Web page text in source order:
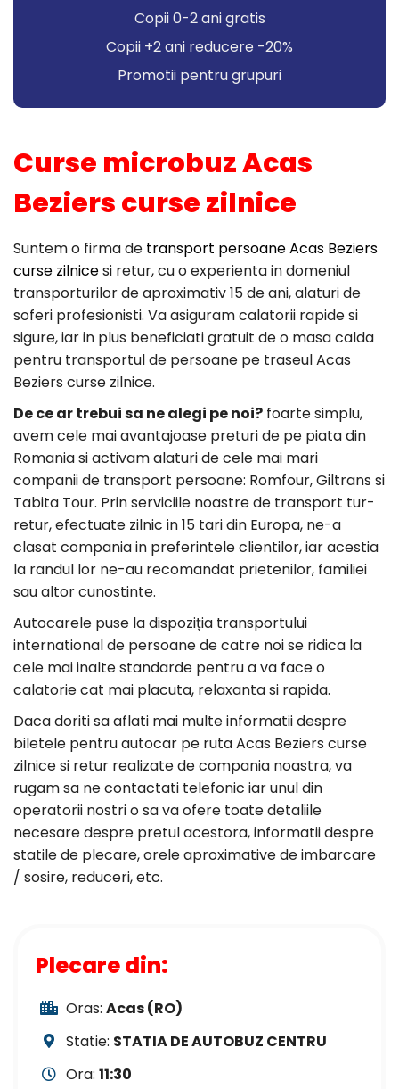
Copii 0-2 ani gratis
Copii +2 ani reducere -20%
Promotii pentru grupuri
Curse microbuz Acas
Beziers curse zilnice
Suntem o firma de transport persoane Acas Beziers
curse zilnicesi retur, cu o experienta in domeniul
transporturilor de aproximativ 15 de ani, alaturi de
soferi profesionisti. Va asiguram calatorii rapide si
sigure, iar in plus beneficiati gratuit de o masa calda
pentru transportul de persoane pe traseul Acas
Beziers curse zilnice.
De ce ar trebui sa ne alegi pe noi? foarte simplu,
avem cele mai avantajoase preturi de pe piata din
Romania si activam alaturi de cele mai mari
companii de transport persoane: Romfour, Giltrans si
Tabita Tour. Prin serviciile noastre de transport tur-
retur, efectuate zilnic in 15 tari din Europa, ne-a
clasat compania in preferintele clientilor, iar acestia
la randul lor ne-au recomandat prietenilor, familiei
sau altor cunostinte.
Autocarele puse la dispoziția transportului
international de persoane de catre noi se ridica la
cele mai inalte standarde pentru a va face o
calatorie cat mai placuta, relaxanta si rapida.
Daca doriti sa aflati mai multe informatii despre
biletele pentru autocar pe ruta Acas Beziers curse
zilnice si retur realizate de compania noastra, va
rugam sa ne contactati telefonic iar unul din
operatorii nostri o sa va ofere toate detaliile
necesare despre pretul acestora, informatii despre
statile de plecare, orele aproximative de imbarcare
/ sosire, reduceri, etc.
Plecare din:
Oras: Acas (RO)
Statie: STATIA DE AUTOBUZ CENTRU
Ora: 11:30